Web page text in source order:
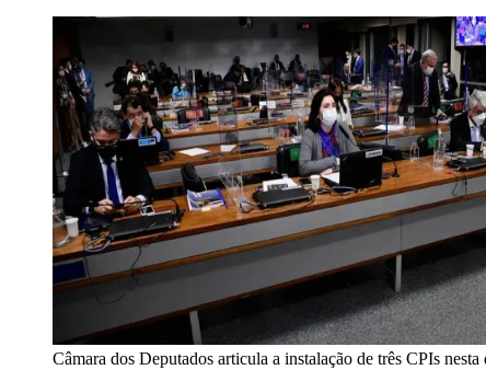
Câmara dos Deputados articula a instalação de três CPIs nesta